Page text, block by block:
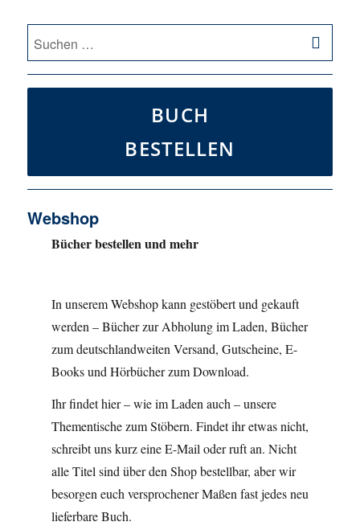
Suche
nach:
BUCH
BESTELLEN
Webshop
Bücher bestellen und mehr
In unserem Webshop kann gestöbert und gekauft
werden – Bücher zur Abholung im Laden, Bücher
zum deutschlandweiten Versand, Gutscheine, E-
Books und Hörbücher zum Download.
Ihr findet hier – wie im Laden auch – unsere
Thementische zum Stöbern. Findet ihr etwas nicht,
schreibt uns kurz eine E-Mail oder ruft an. Nicht
alle Titel sind über den Shop bestellbar, aber wir
besorgen euch versprochener Maßen fast jedes neu
lieferbare Buch.